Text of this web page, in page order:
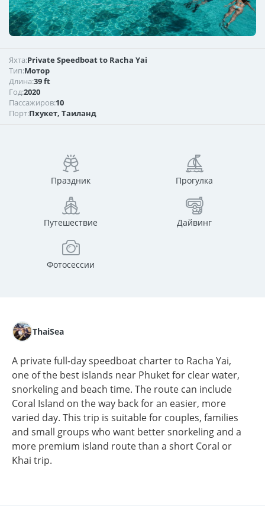
Яхта:Private Speedboat to Racha Yai
Тип:Мотор
Длина:39 ft
Год:2020
Пассажиров:10
Порт:Пхукет, Таиланд
Праздник Прогулка
Путешествие Дайвинг
Фотосессии
ThaiSea
A private full-day speedboat charter to Racha Yai,
one of the best islands near Phuket for clear water,
snorkeling and beach time. The route can include
Coral Island on the way back for an easier, more
varied day. This trip is suitable for couples, families
and small groups who want better snorkeling and a
more premium island route than a short Coral or
Khai trip.